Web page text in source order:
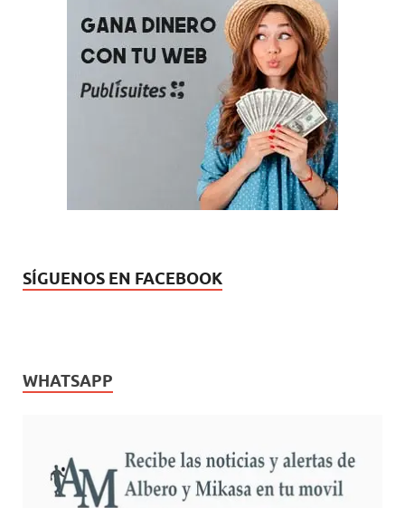
SÍGUENOS EN FACEBOOK
WHATSAPP